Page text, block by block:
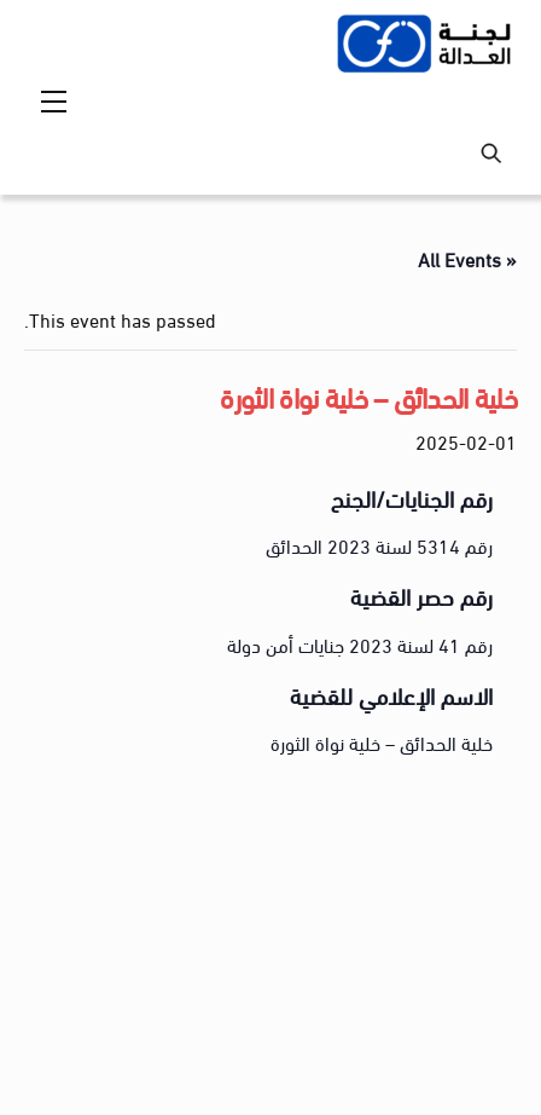
Skip
« All Events
This event has passed.
خلية الحدائق – خلية نواة الثورة
2025-02-01
رقم الجنايات/الجنح
رقم 5314 لسنة 2023 الحدائق
رقم حصر القضية
رقم 41 لسنة 2023 جنايات أمن دولة
الاسم الإعلامي للقضية
خلية الحدائق – خلية نواة الثورة